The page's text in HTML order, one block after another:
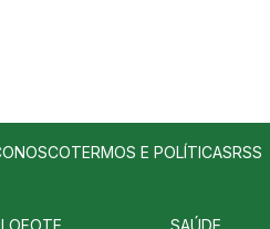
TERMOS E POLÍTICASRSS